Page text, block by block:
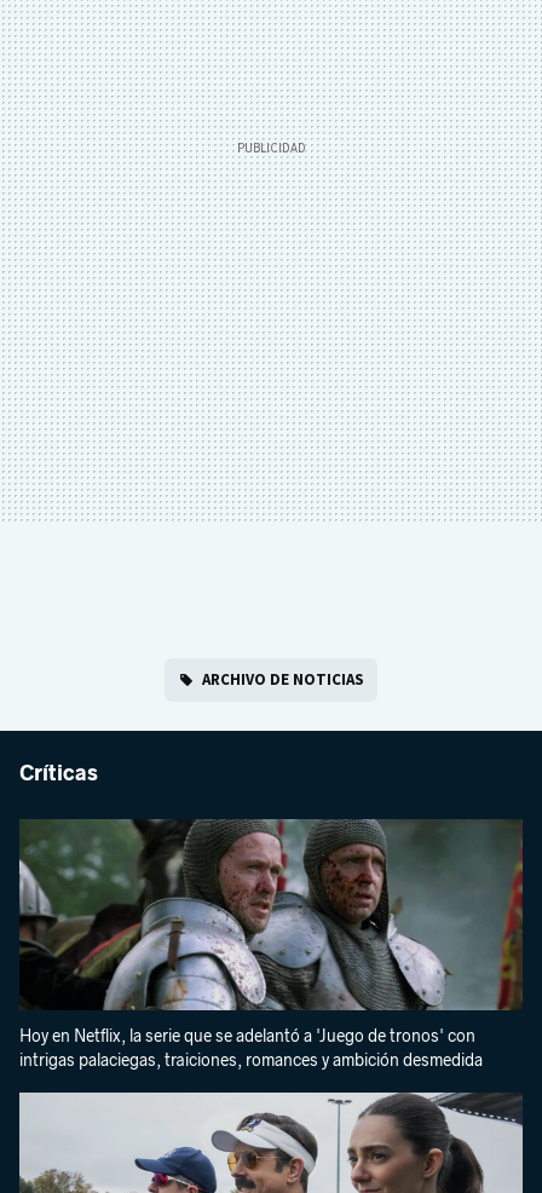
ARCHIVO DE NOTICIAS
Críticas
Hoy en Netflix, la serie que se adelantó a 'Juego de tronos' con
intrigas palaciegas, traiciones, romances y ambición desmedida